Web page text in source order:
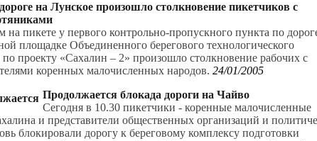
на Лунское произошло столкновение пикетчиков с
на пикете у первого контрольно-пропускного пункта по
площадке Объединенного берегового технологического
по проекту «Сахалин – 2» произошло столкновение рабочих с
коренных малочисленных народов. 24/01/2005
Продолжается блокада дороги на Чайво
Сегодня в 10.30 пикетчики - коренные малочисленные
и представители общественных организаций и
блокировали дорогу к береговому комплексу подготовки